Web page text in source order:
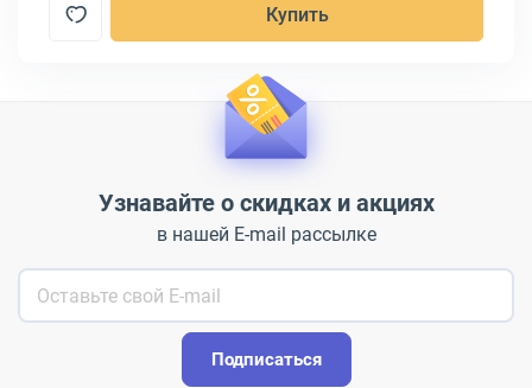
Купить
Узнавайте о скидках и акциях
в нашей E-mail рассылке
Подписаться